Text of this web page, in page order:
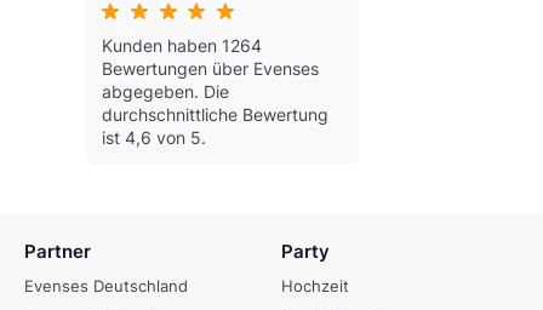
Kunden haben 1264
Bewertungen über Evenses
abgegeben. Die
durchschnittliche Bewertung
ist 4,6 von 5.
Partner
Evenses Deutschland
Party
Hochzeit